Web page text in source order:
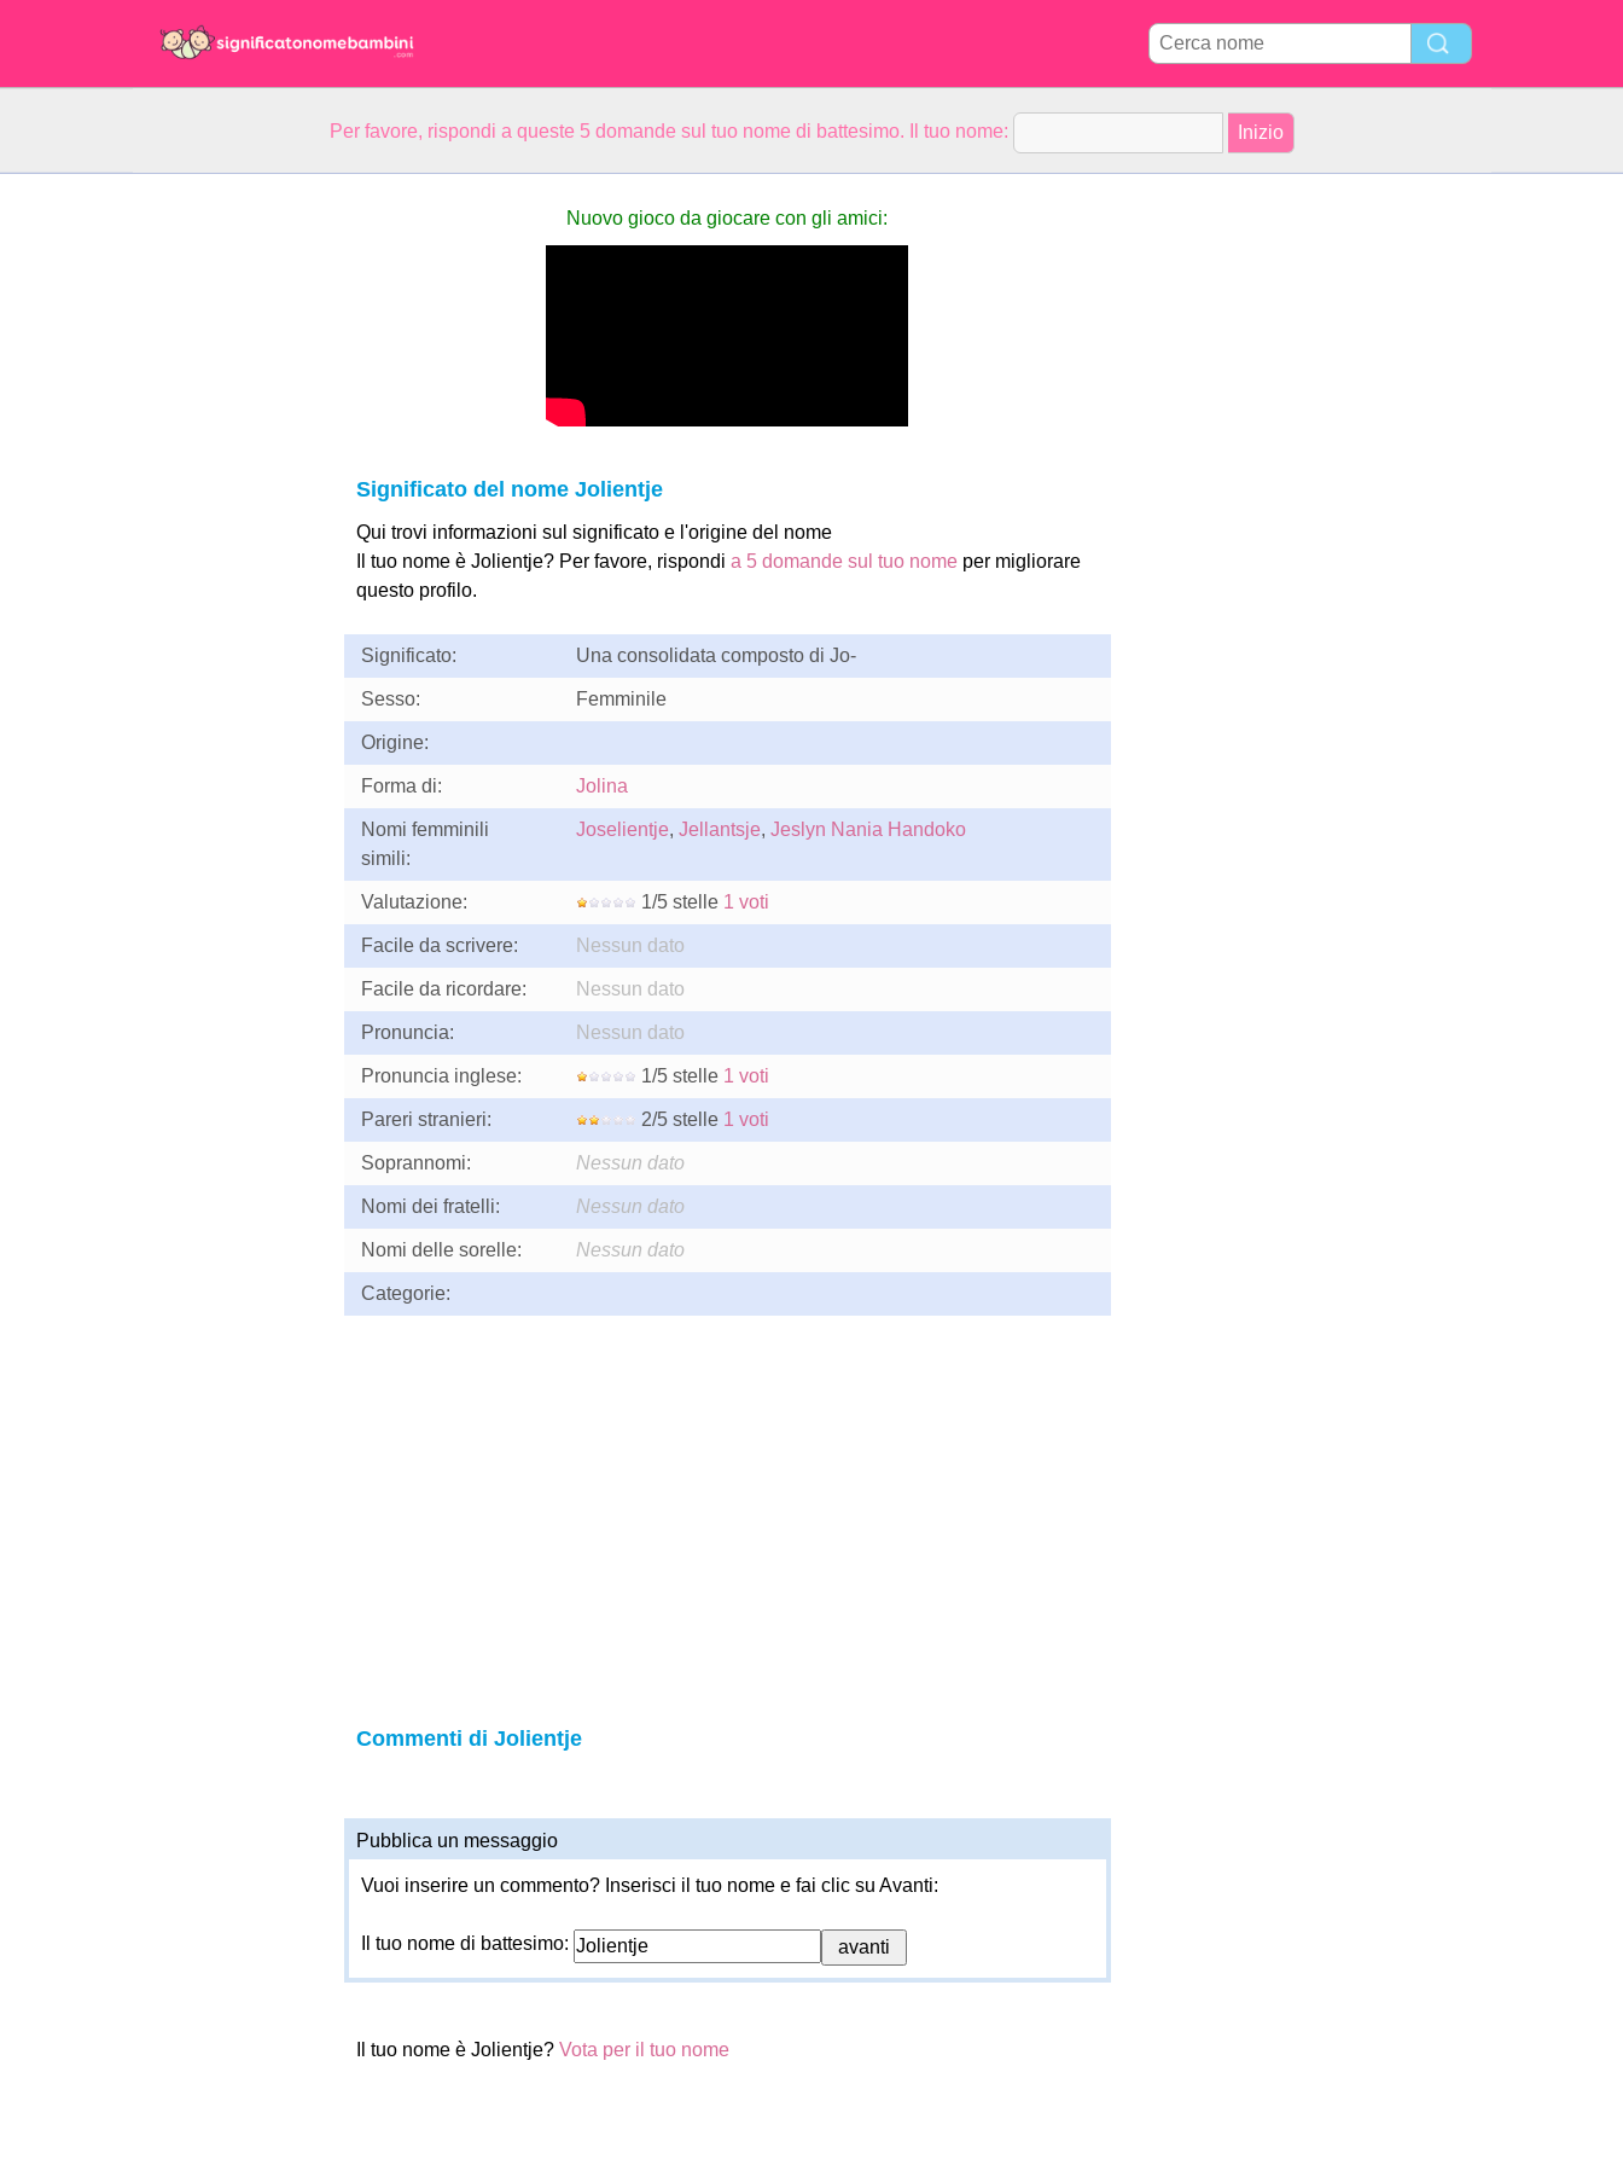
Per favore, rispondi a queste 5 domande sul tuo nome di battesimo. Il tuo nome:
Nuovo gioco da giocare con gli amici:
Significato del nome Jolientje
Qui trovi informazioni sul significato e l'origine del nome
Il tuo nome è Jolientje? Per favore, rispondi a 5 domande sul tuo nomeper migliorare
questo profilo.
Significato: Una consolidata composto di Jo-
Sesso: Femminile
Origine:
Forma di: Jolina
Nomi femminili
simili:
Joselientje, Jellantsje, Jeslyn Nania Handoko
Valutazione: 1/5 stelle 1 voti
Facile da scrivere: Nessun dato
Facile da ricordare: Nessun dato
Pronuncia: Nessun dato
Pronuncia inglese: 1/5 stelle 1 voti
Pareri stranieri: 2/5 stelle 1 voti
Soprannomi: Nessun dato
Nomi dei fratelli: Nessun dato
Nomi delle sorelle: Nessun dato
Categorie:
Commenti di Jolientje
Pubblica un messaggio
Vuoi inserire un commento? Inserisci il tuo nome e fai clic su Avanti:
Il tuo nome di battesimo:
Il tuo nome è Jolientje? Vota per il tuo nome